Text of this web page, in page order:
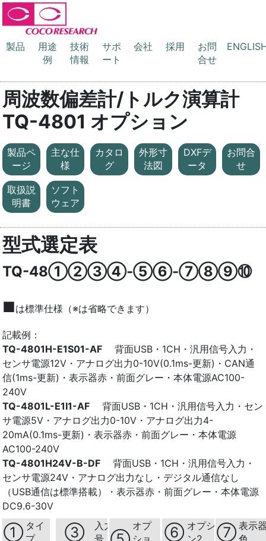
製品
用途
例
技術
情報
サポ
ート
会社 採用
お問
合せ
周波数偏差計/トルク演算計
TQ-4801 オプション
製品ペ
ージ
主な仕
様
カタロ
グ
外形寸
法図
DXFデ
ータ
お問合
せ
取扱説
明書
ソフト
ウェア
型式選定表
TQ-48①②③④-⑤⑥-⑦⑧⑨⑩
■は標準仕様（※は省略できます）
記載例：
TQ-4801H-E1S01-AF 背面USB・1CH・汎用信号入力・
センサ電源12V・アナログ出力0-10V(0.1ms-更新)・CAN通
信(1ms-更新)・表示器赤・前面グレー・本体電源AC100-
240V
TQ-4801L-E1I1-AF 背面USB・1CH・汎用信号入力・セン
サ電源5V・アナログ出力0-10V・アナログ出力4-
20mA(0.1ms-更新)・表示器赤・前面グレー・本体電源
AC100-240V
TQ-4801H24V-B-DF 背面USB・1CH・汎用信号入力・
センサ電源24V・アナログ出力なし・デジタル通信なし
（USB通信は標準搭載）・表示器赤・前面グレー・本体電源
DC9.6-30V
① タイ
プ
③
入力信
号
オプ
ショ
⑥ オプショ
ン2
⑦ 表示
色